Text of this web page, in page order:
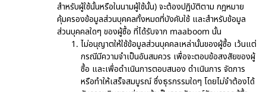
สำหรับผู้ใช้นั้นหรือในนามผู้ใช้นั้น) จะต้องปฏิบัติตาม กฎหมาย
คุ้มครองข้อมูลส่วนบุคคลทั้งหมดที่บังคับใช้ และสำหรับข้อมูล
ส่วนบุคคลใดๆ ของผู้ซื้อ ที่ได้รับจาก maaboom นั้น
ไม่อนุญาตให้ใช้ข้อมูลส่วนบุคคลเหล่านั้นของผู้ซื้อ เว้นแต่
กรณีมีความจำเป็นอันสมควร เพื่อจะตอบข้อสงสัยของผู้
ซื้อ และเพื่อดำเนินการตอบสนอง ดำเนินการ จัดการ
หรือทำให้เสร็จสมบูรณ์ ซึ่งธุรกรรมใดๆ โดยไม่จำต้องได้